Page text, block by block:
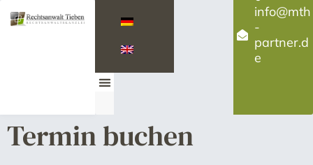
info@mth
-
partner.d
e
Termin buchen